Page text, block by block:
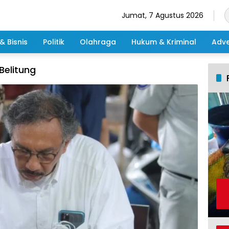
Jumat, 7 Agustus 2026
Bisnis Politik Olahraga Hukum & Kriminal